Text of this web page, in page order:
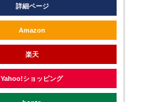
詳細ページ
Amazon
楽天
Yahoo!ショッピング